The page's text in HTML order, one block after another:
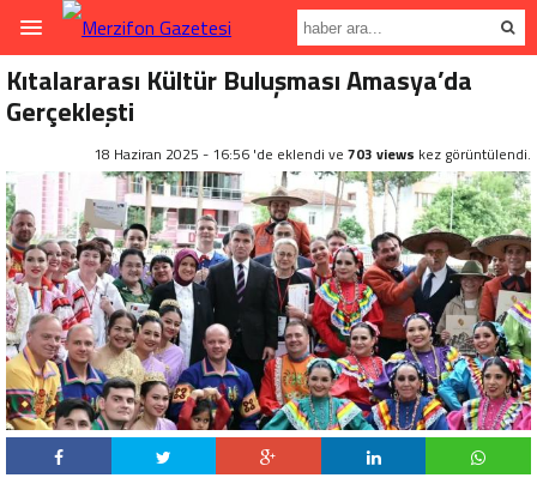
Kıtalararası Kültür Buluşması Amasya’da
Gerçekleşti
18 Haziran 2025 - 16:56 'de eklendi ve 703 views kez görüntülendi.